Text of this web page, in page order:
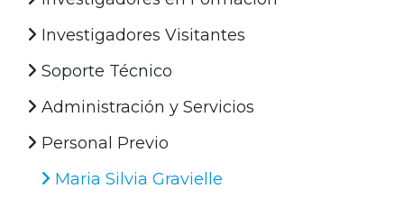
Investigadores Visitantes
Soporte Técnico
Administración y Servicios
Personal Previo
Maria Silvia Gravielle